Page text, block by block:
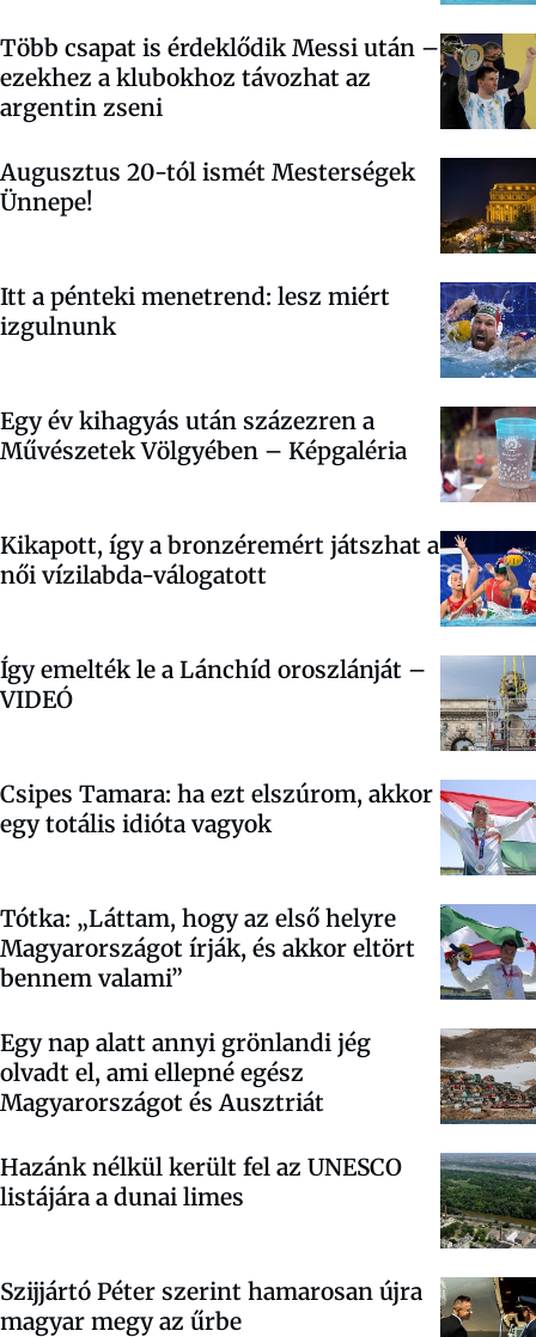
Több csapat is érdeklődik Messi után –
ezekhez a klubokhoz távozhat az
argentin zseni
Augusztus 20-tól ismét Mesterségek
Ünnepe!
Itt a pénteki menetrend: lesz miért
izgulnunk
Egy év kihagyás után százezren a
Művészetek Völgyében – Képgaléria
Kikapott, így a bronzéremért játszhat a
női vízilabda-válogatott
Így emelték le a Lánchíd oroszlánját –
VIDEÓ
Csipes Tamara: ha ezt elszúrom, akkor
egy totális idióta vagyok
Tótka: „Láttam, hogy az első helyre
Magyarországot írják, és akkor eltört
bennem valami”
Egy nap alatt annyi grönlandi jég
olvadt el, ami ellepné egész
Magyarországot és Ausztriát
Hazánk nélkül került fel az UNESCO
listájára a dunai limes
Szijjártó Péter szerint hamarosan újra
magyar megy az űrbe